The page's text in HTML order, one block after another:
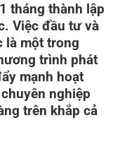
tháng thành lập
Việc đầu tư và
là một trong
trình phát
mạnh hoạt
nghiệp
trên khắp cả